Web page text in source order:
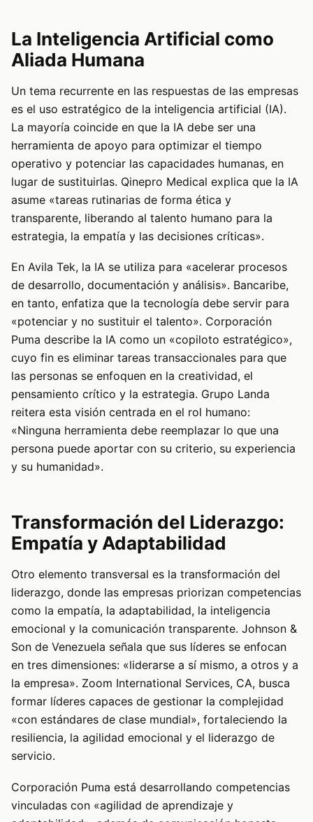
La Inteligencia Artificial como
Aliada Humana
Un tema recurrente en las respuestas de las empresas
es el uso estratégico de la inteligencia artificial (IA).
La mayoría coincide en que la IA debe ser una
herramienta de apoyo para optimizar el tiempo
operativo y potenciar las capacidades humanas, en
lugar de sustituirlas. Qinepro Medical explica que la IA
asume «tareas rutinarias de forma ética y
transparente, liberando al talento humano para la
estrategia, la empatía y las decisiones críticas».
En Avila Tek, la IA se utiliza para «acelerar procesos
de desarrollo, documentación y análisis». Bancaribe,
en tanto, enfatiza que la tecnología debe servir para
«potenciar y no sustituir el talento». Corporación
Puma describe la IA como un «copiloto estratégico»,
cuyo fin es eliminar tareas transaccionales para que
las personas se enfoquen en la creatividad, el
pensamiento crítico y la estrategia. Grupo Landa
reitera esta visión centrada en el rol humano:
«Ninguna herramienta debe reemplazar lo que una
persona puede aportar con su criterio, su experiencia
y su humanidad».
Transformación del Liderazgo:
Empatía y Adaptabilidad
Otro elemento transversal es la transformación del
liderazgo, donde las empresas priorizan competencias
como la empatía, la adaptabilidad, la inteligencia
emocional y la comunicación transparente. Johnson &
Son de Venezuela señala que sus líderes se enfocan
en tres dimensiones: «liderarse a sí mismo, a otros y a
la empresa». Zoom International Services, CA, busca
formar líderes capaces de gestionar la complejidad
«con estándares de clase mundial», fortaleciendo la
resiliencia, la agilidad emocional y el liderazgo de
servicio.
Corporación Puma está desarrollando competencias
vinculadas con «agilidad de aprendizaje y